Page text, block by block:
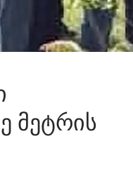
მეტრის